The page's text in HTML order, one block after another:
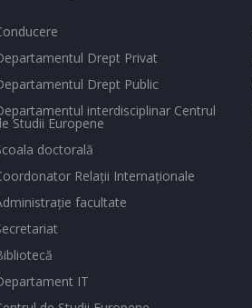
Drept Privat
Drept Public
interdisciplinar Centrul
Studii Europene
doctorală
Relaţii Internaţionale
facultate
IT